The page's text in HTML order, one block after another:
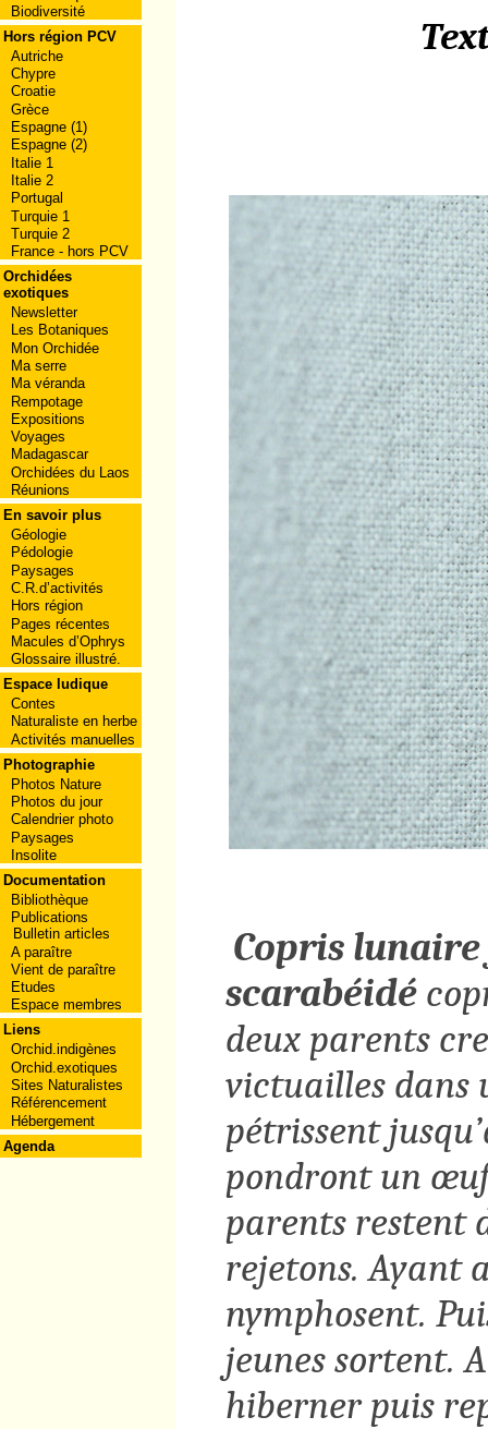
Biodiversité
Hors région PCV
Autriche
Chypre
Croatie
Grèce
Espagne (1)
Espagne (2)
Italie 1
Italie 2
Portugal
Turquie 1
Turquie 2
France - hors PCV
Orchidées
exotiques
Newsletter
Les Botaniques
Mon Orchidée
Ma serre
Ma véranda
Rempotage
Expositions
Voyages
Madagascar
Orchidées du Laos
Réunions
En savoir plus
Géologie
Pédologie
Paysages
C.R.d’activités
Hors région
Pages récentes
Macules d’Ophrys
Glossaire illustré.
Espace ludique
Contes
Naturaliste en herbe
Activités manuelles
Photographie
Photos Nature
Photos du jour
Calendrier photo
Paysages
Insolite
Documentation
Bibliothèque
Publications
Bulletin articles
A paraître
Vient de paraître
Etudes
Espace membres
Liens
Orchid.indigènes
Orchid.exotiques
Sites Naturalistes
Référencement
Hébergement
Agenda
Copris
scarabéidé
deux parents
victuailles dans
pétrissent
pondront un
parents restent
rejetons. Ayant
nymphosent.
jeunes sortent.
hiberner puis